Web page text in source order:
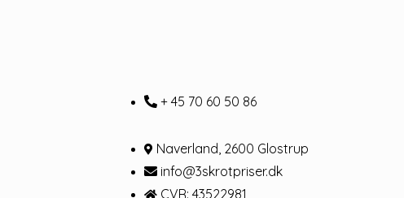
+ 45 70 60 50 86
Naverland, 2600 Glostrup
info@3skrotpriser.dk
CVR: 43522981